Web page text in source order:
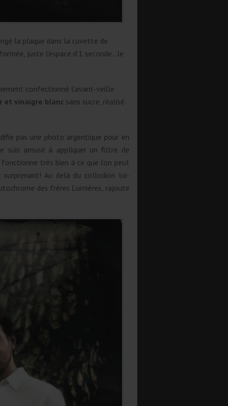
la plaque dans la cuvette de
juste l’espace d’1 seconde…le
confectionné l’avant-veille
et vinaigre blanc sans sucre, réalisé
pas une photo argentique pour en
suis amusé à appliquer un filtre de
très bien à ce que l’on peut
surprenant! Au delà du collodion lui-
des frères Lumières, rajoute